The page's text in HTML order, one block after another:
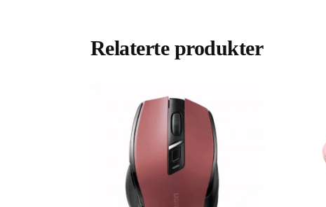
Relaterte produkter